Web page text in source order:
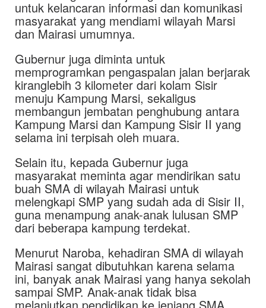
untuk kelancaran informasi dan komunikasi
masyarakat yang mendiami wilayah Marsi
dan Mairasi umumnya.
Gubernur juga diminta untuk
memprogramkan pengaspalan jalan berjarak
kiranglebih 3 kilometer dari kolam Sisir
menuju Kampung Marsi, sekaligus
membangun jembatan penghubung antara
Kampung Marsi dan Kampung Sisir II yang
selama ini terpisah oleh muara.
Selain itu, kepada Gubernur juga
masyarakat meminta agar mendirikan satu
buah SMA di wilayah Mairasi untuk
melengkapi SMP yang sudah ada di Sisir II,
guna menampung anak-anak lulusan SMP
dari beberapa kampung terdekat.
Menurut Naroba, kehadiran SMA di wilayah
Mairasi sangat dibutuhkan karena selama
ini, banyak anak Mairasi yang hanya sekolah
sampai SMP. Anak-anak tidak bisa